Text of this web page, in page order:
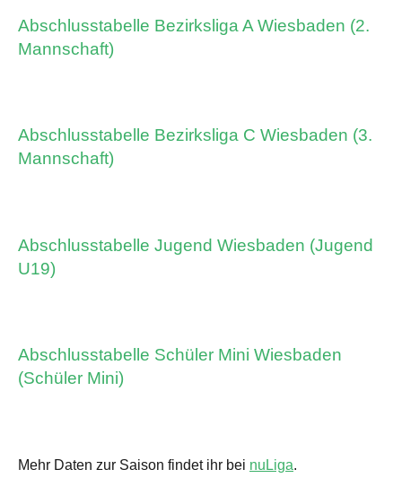
Abschlusstabelle Bezirksliga A Wiesbaden (2.
Mannschaft)
Abschlusstabelle Bezirksliga C Wiesbaden (3.
Mannschaft)
Abschlusstabelle Jugend Wiesbaden (Jugend
U19)
Abschlusstabelle Schüler Mini Wiesbaden
(Schüler Mini)
Mehr Daten zur Saison findet ihr bei nuLiga.